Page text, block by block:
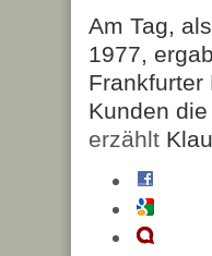
Am Tag,
1977,
Frankfurter
Kunden
erzählt